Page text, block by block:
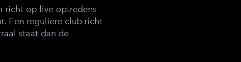
richt op live optredens
Een reguliere club richt
staat dan de